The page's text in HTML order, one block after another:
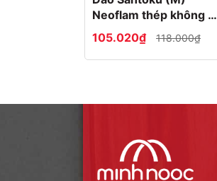
Neoflam thép không gỉ
CK-SS-T18
105.020₫ 118.000₫